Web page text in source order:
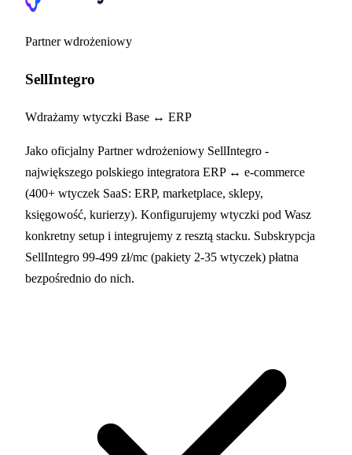
Partner wdrożeniowy
SellIntegro
Wdrażamy wtyczki Base ↔ ERP
Jako oficjalny Partner wdrożeniowy SellIntegro -
największego polskiego integratora ERP ↔ e-commerce
(400+ wtyczek SaaS: ERP, marketplace, sklepy,
księgowość, kurierzy). Konfigurujemy wtyczki pod Wasz
konkretny setup i integrujemy z resztą stacku. Subskrypcja
SellIntegro 99-499 zł/mc (pakiety 2-35 wtyczek) płatna
bezpośrednio do nich.